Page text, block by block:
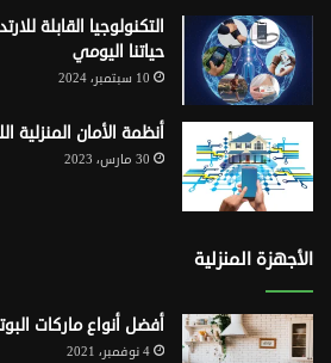
التكنولوجيا القابلة
حياتنا اليومي
10 سبتمبر، 2024
أنظمة الأمان المنزلية
30 مارس، 2023
الأجهزة المنزلية
أفضل أنواع ماركات
4 نوفمبر، 2021